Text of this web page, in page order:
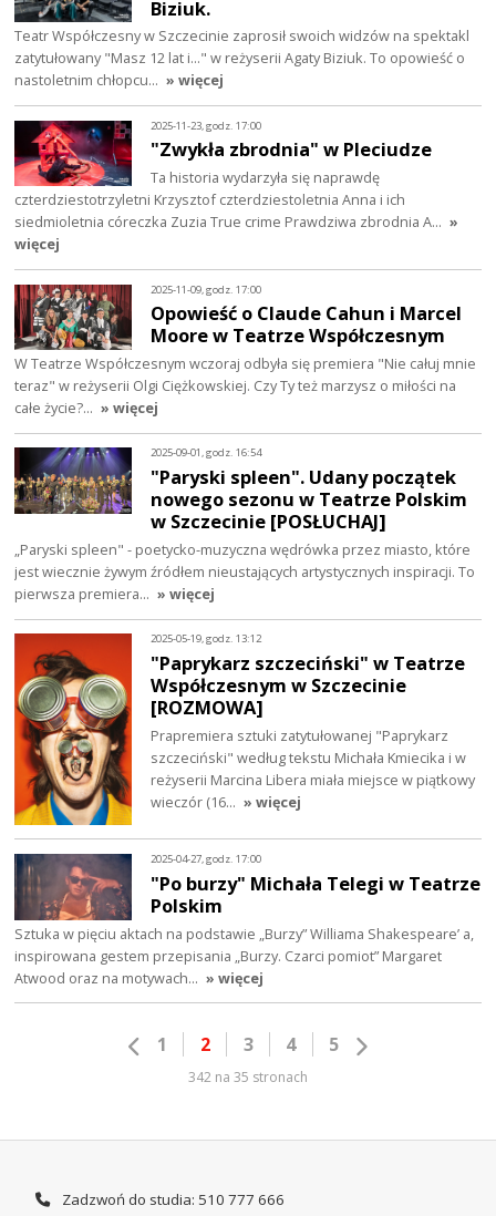
Biziuk.
Teatr Współczesny w Szczecinie zaprosił swoich widzów na spektakl
zatytułowany "Masz 12 lat i..." w reżyserii Agaty Biziuk. To opowieść o
nastoletnim chłopcu… » więcej
2025-11-23, godz. 17:00
"Zwykła zbrodnia" w Pleciudze
Ta historia wydarzyła się naprawdę
czterdziestotrzyletni Krzysztof czterdziestoletnia Anna i ich
siedmioletnia córeczka Zuzia True crime Prawdziwa zbrodnia A… »
więcej
2025-11-09, godz. 17:00
Opowieść o Claude Cahun i Marcel
Moore w Teatrze Współczesnym
W Teatrze Współczesnym wczoraj odbyła się premiera "Nie całuj mnie
teraz" w reżyserii Olgi Ciężkowskiej. Czy Ty też marzysz o miłości na
całe życie?… » więcej
2025-09-01, godz. 16:54
"Paryski spleen". Udany początek
nowego sezonu w Teatrze Polskim
w Szczecinie [POSŁUCHAJ]
„Paryski spleen" - poetycko-muzyczna wędrówka przez miasto, które
jest wiecznie żywym źródłem nieustających artystycznych inspiracji. To
pierwsza premiera… » więcej
2025-05-19, godz. 13:12
"Paprykarz szczeciński" w Teatrze
Współczesnym w Szczecinie
[ROZMOWA]
Prapremiera sztuki zatytułowanej "Paprykarz
szczeciński" według tekstu Michała Kmiecika i w
reżyserii Marcina Libera miała miejsce w piątkowy
wieczór (16… » więcej
2025-04-27, godz. 17:00
"Po burzy" Michała Telegi w Teatrze
Polskim
Sztuka w pięciu aktach na podstawie „Burzy” Williama Shakespeare’ a,
inspirowana gestem przepisania „Burzy. Czarci pomiot” Margaret
Atwood oraz na motywach… » więcej
1 2 3 4 5
342 na 35 stronach
Zadzwoń do studia: 510 777 666